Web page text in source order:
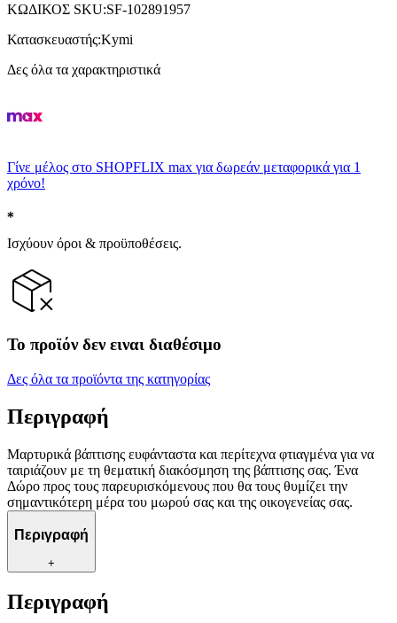
ΚΩΔΙΚΟΣ SKU:SF-102891957
Κατασκευαστής:Kymi
Δες όλα τα χαρακτηριστικά
Γίνε μέλος στο SHOPFLIX max για δωρεάν μεταφορικά για 1
χρόνο!
Ισχύουν όροι & προϋποθέσεις.
Το προϊόν δεν ειναι διαθέσιμο
Δες όλα τα προϊόντα της κατηγορίας
Περιγραφή
Μαρτυρικά βάπτισης ευφάνταστα και περίτεχνα φτιαγμένα για να
ταιριάζουν με τη θεματική διακόσμηση της βάπτισης σας. Ένα
Δώρο προς τους παρευρισκόμενους που θα τους θυμίζει την
σημαντικότερη μέρα του μωρού σας και της οικογενείας σας.
Περιγραφή
+
Περιγραφή